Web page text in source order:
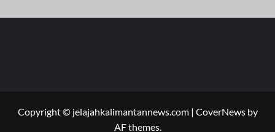
Copyright © jelajahkalimantannews.com | CoverNewsby
AF themes.